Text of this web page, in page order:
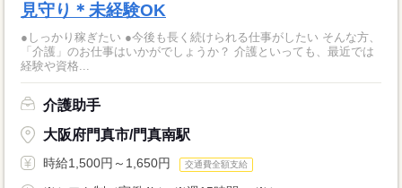
見守り＊未経験OK
●しっかり稼ぎたい ●今後も長く続けられる仕事がしたい そんな方、
「介護」のお仕事はいかがでしょうか？ 介護といっても、最近では
経験や資格...
介護助手
大阪府門真市/門真南駅
時給1,500円～1,650円 交通費全額支給